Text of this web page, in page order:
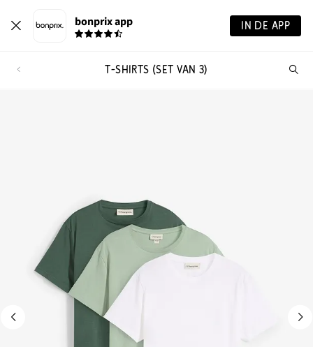
bonprix app IN DE APP
T-SHIRTS (SET VAN 3)